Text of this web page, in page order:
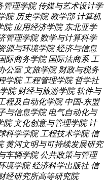
管理学院 传媒与艺术设计学
院 历史学院 教学部 计算机
院 应用经济学院 东北亚学
管理学院 数学与计算科学
源与环境学院 经济与信息
际商务学院 国际法商系 工
公室 文旅学院 财政与税务
学院 工程管理学院 哲学社
院 财经与旅游学院 软件与
程及自动化学院 中国-东盟
与信息学院 电气自动化与
院 文化创意与管理学院 计
科学学院 工程技术学院 信
黄河文明与可持续发展研究
车辆学院 公共政策与管理
境学院 经济科学出版社 信
经研究所高等研究院